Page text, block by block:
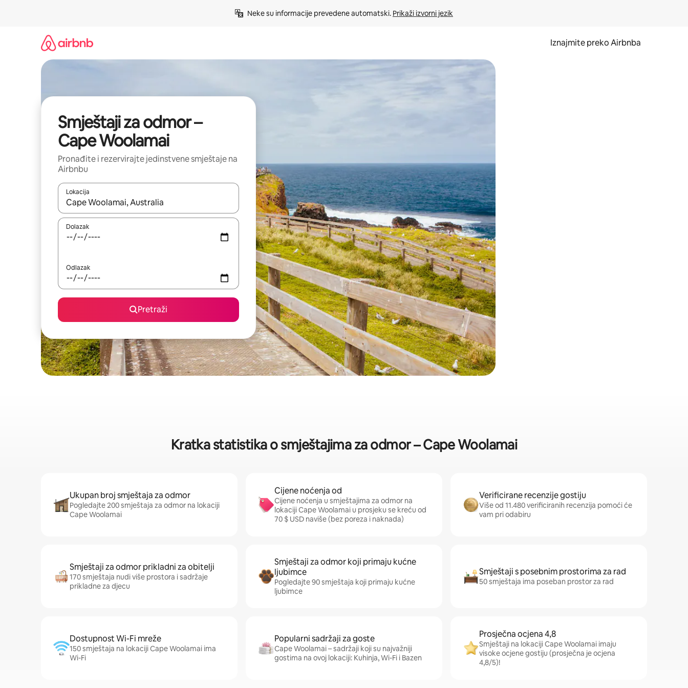
Neke su informacije prevedene automatski. Prikaži izvorni jezik
Iznajmite preko Airbnba
Smještaji za odmor –
Cape Woolamai
Pronađite i rezervirajte jedinstvene smještaje na
Airbnbu
Lokacija
Kada budu dostupni rezultati, moći ćete ih pregledati koristeći se strelicama prema gore i prema dolje, kao i dodirom ili prelaskom prstom po zaslonu.
Dolazak
Odlazak
Pretraži
Kratka statistika o smještajima za odmor – Cape Woolamai
Ukupan broj smještaja za odmor
Pogledajte 200 smještaja za odmor na lokaciji
Cape Woolamai
Cijene noćenja od
Cijene noćenja u smještajima za odmor na
lokaciji Cape Woolamai u prosjeku se kreću od
70 $ USD naviše (bez poreza i naknada)
Verificirane recenzije gostiju
Više od 11.480 verificiranih recenzija pomoći će
vam pri odabiru
Smještaji za odmor prikladni za obitelji
170 smještaja nudi više prostora i sadržaje
prikladne za djecu
Smještaji za odmor koji primaju kućne
ljubimce
Pogledajte 90 smještaja koji primaju kućne
ljubimce
Smještaji s posebnim prostorima za rad
50 smještaja ima poseban prostor za rad
Dostupnost Wi-Fi mreže
150 smještaja na lokaciji Cape Woolamai ima
Wi-Fi
Popularni sadržaji za goste
Cape Woolamai – sadržaji koji su najvažniji
gostima na ovoj lokaciji: Kuhinja, Wi-Fi i Bazen
Prosječna ocjena 4,8
Smještaji na lokaciji Cape Woolamai imaju
visoke ocjene gostiju (prosječna je ocjena
4,8/5)!